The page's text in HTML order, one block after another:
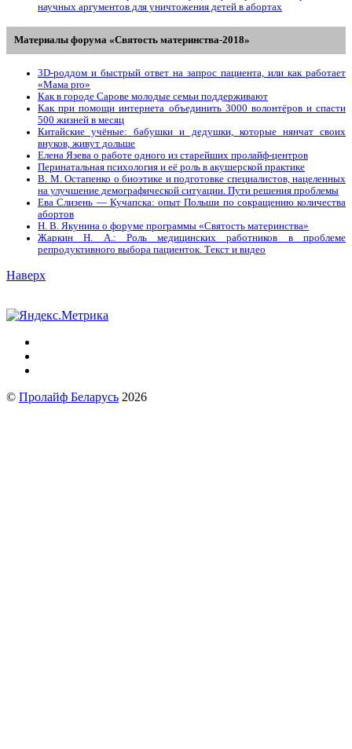
научных аргументов для уничтожения детей в абортах
Материалы форума «Святость материнства-2018»
3D-роддом и быстрый ответ на запрос пациента, или как работает
«Мама prо»
Как в городе Сарове молодые семьи поддерживают
Как при помощи интернета объединить 3000 волонтёров и спасти
500 жизней в месяц
Китайские учёные: бабушки и дедушки, которые нянчат своих
внуков, живут дольше
Елена Язева о работе одного из старейших пролайф-центров
Перинатальная психология и её роль в акушерской практике
В. М. Остапенко о биоэтике и подготовке специалистов, нацеленных
на улучшение демографической ситуации. Пути решения проблемы
Ева Слизень — Кучапска: опыт Польши по сокращению количества
абортов
Н. В. Якунина о форуме программы «Святость материнства»
Жаркин Н. А.: Роль медицинских работников в проблеме
репродуктивного выбора пациенток. Tекст и видео
Наверх
© Пролайф Беларусь 2026